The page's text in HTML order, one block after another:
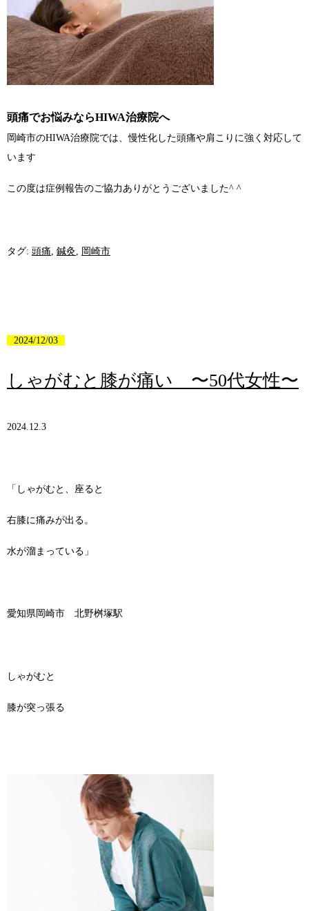
頭痛でお悩みならHIWA治療院へ
岡崎市のHIWA治療院では、慢性化した頭痛や肩こりに強く対応して
います
この度は症例報告のご協力ありがとうございました^ ^
タグ: 頭痛 鍼灸 岡崎市
2024/12/03
しゃがむと膝が痛い 〜50代女性〜
2024.12.3
「しゃがむと、座ると
右膝に痛みが出る。
水が溜まっている」
愛知県岡崎市 北野桝塚駅
しゃがむと
膝が突っ張る